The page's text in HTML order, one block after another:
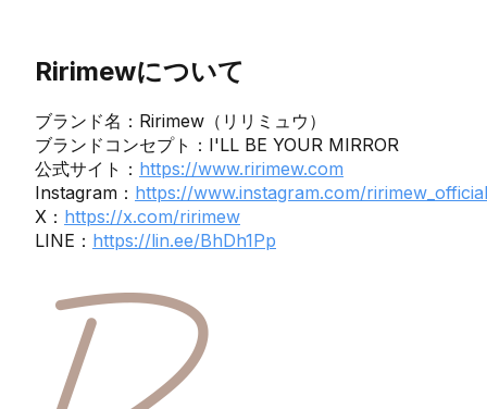
Ririmewについて
ブランド名：Ririmew（リリミュウ）
ブランドコンセプト：I'LL BE YOUR MIRROR
公式サイト： https://www.ririmew.com
Instagram： https://www.instagram.com/
X： https://x.com/ririmew
LINE： https://lin.ee/BhDh1Pp